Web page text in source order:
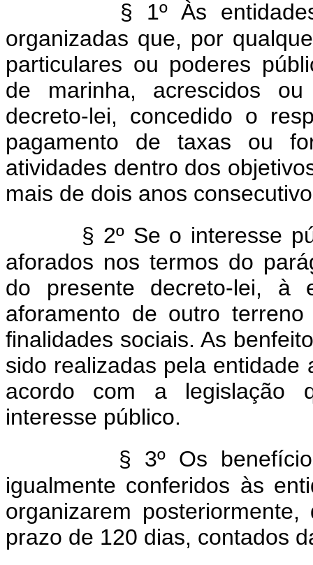
§ 1º Às
organizadas que, por
particulares ou poderes
de marinha, acrescidos
decreto-lei, concedido o
pagamento de taxas ou
atividades dentro dos
mais de dois anos
§ 2º Se o interesse
aforados nos termos do
do presente decreto-lei, à
aforamento de outro
finalidades sociais. As
sido realizadas pela entidade
acordo com a legislação
interesse público.
§ 3º Os
igualmente conferidos às
organizarem
prazo de 120 dias, contados